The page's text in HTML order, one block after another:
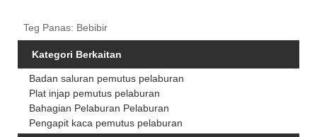
Teg Panas: Bebibir
Kategori Berkaitan
Badan saluran pemutus pelaburan
Plat injap pemutus pelaburan
Bahagian Pelaburan Pelaburan
Pengapit kaca pemutus pelaburan